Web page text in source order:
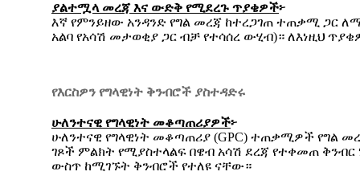
ያልተሟላ መረጃ እና ውድቅ የሚደረጉ ጥያቄዎች፦
እኛ የምንይዘው አንዳንድ የግል መረጃ ከተረጋገጠ ተጠቃሚ ጋር
አልባ የአሳሽ መታወቂያ ጋር ብቻ የተሳሰረ ውሂብ)። ለእነዚህ
የእርስዎን የግላዊነት ቅንብሮች ያስተዳድሩ
ሁለንተናዊ የግላዊነት መቆጣጠሪያዎች፦
ሁለንተናዊ የግላዊነት መቆጣጠሪያ (GPC) ተጠቃሚዎች የግል
ገጾች ምልክት የሚያስተላልፍ በዌብ አሳሽ ደረጃ የተቀመጠ
ውስጥ ከሚገኙት ቅንብሮች የተለዩ ናቸው።